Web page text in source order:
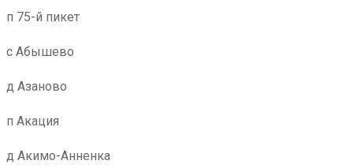
п 75-й пикет
с Абышево
д Азаново
п Акация
д Акимо-Анненка